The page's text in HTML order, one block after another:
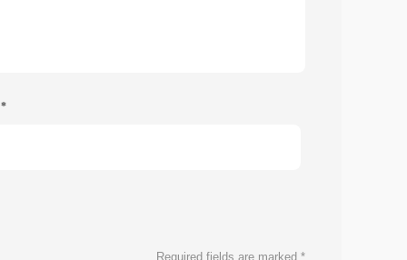
*
Required fields are marked *